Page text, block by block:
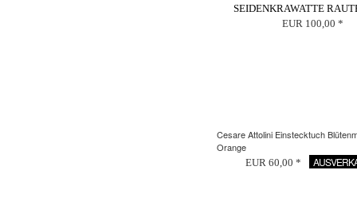
SEIDENKRAWATTE
EUR 100,00 *
Cesare Attolini Einstecktuch
Orange
EUR 60,00 *